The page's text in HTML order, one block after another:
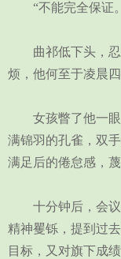
“不能完全保证
曲祁低下头，忍
烦，他何至于凌晨
女孩瞥了他一眼
满锦羽的孔雀，双
满足后的倦怠感，蔑
十分钟后，会议
精神矍铄，提到过
目标，又对旗下成